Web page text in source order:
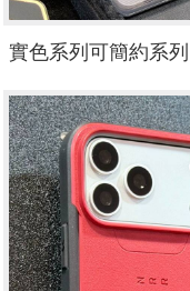
實色系列可簡約系